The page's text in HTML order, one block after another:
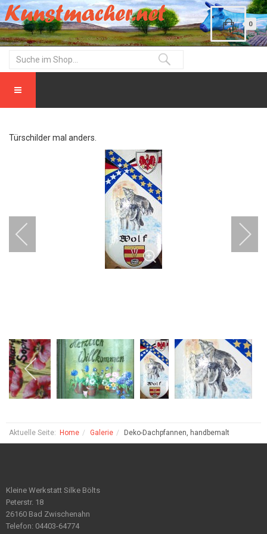
0
Türschilder mal anders.
Aktuelle Seite: Home Galerie Deko-Dachpfannen, handbemalt
Kleine Werkstatt Silke Bölts
Peterstr. 18
26160 Bad Zwischenahn
Telefon: 04403-64774